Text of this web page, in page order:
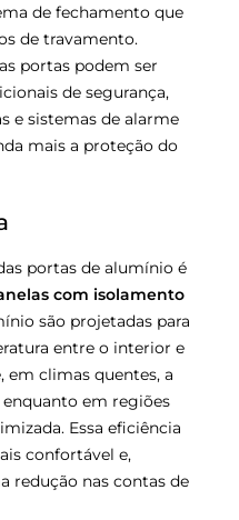
de fechamento que
de travamento.
portas podem ser
de segurança,
e sistemas de alarme
mais a proteção do
portas de alumínio é
com isolamento
são projetadas para
entre o interior e
em climas quentes, a
em regiões
Essa eficiência
confortável e,
redução nas contas de